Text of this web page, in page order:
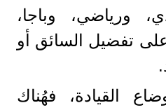
ورياضي، وباجا،
على تفضيل السائق أو
القيادة، فهُناك